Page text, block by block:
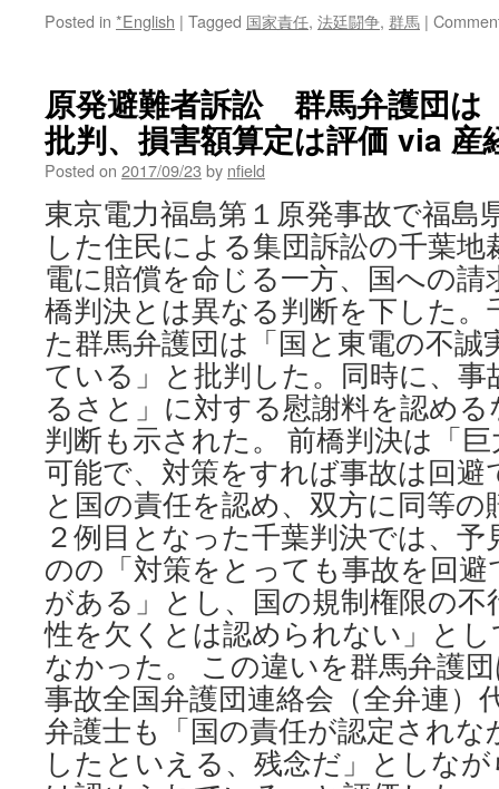
Posted in *English | Tagged 国家責任, 法廷闘争, 群馬 |
原発避難者訴訟 群馬弁護団は
批判、損害額算定は評価 via 産
Posted on 2017/09/23 by nfield
東京電力福島第１原発事故で福島
した住民による集団訴訟の千葉地
電に賠償を命じる一方、国への請
橋判決とは異なる判断を下した。
た群馬弁護団は「国と東電の不誠
ている」と批判した。同時に、
るさと」に対する慰謝料を認め
判断も示された。 前橋判決は「
可能で、対策をすれば事故は回
と国の責任を認め、双方に同等
２例目となった千葉判決では、
のの「対策をとっても事故を回
がある」とし、国の規制権限の
性を欠くとは認められない」と
なかった。 この違いを群馬弁護
事故全国弁護団連絡会（全弁連）
弁護士も「国の責任が認定され
したといえる、残念だ」としな